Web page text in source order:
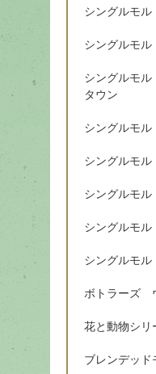
シングルモ
シングルモ
シングルモ
タウン
シングルモ
シングルモ
シングルモ
シングルモ
シングルモ
ボトラーズ
花と動物シリ
ブレンデッド